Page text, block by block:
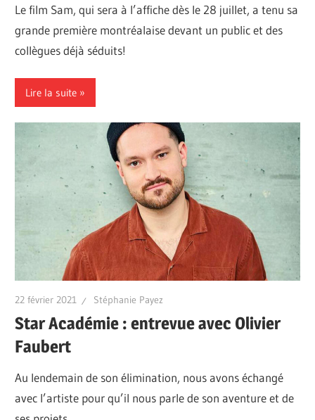
Le film Sam, qui sera à l’affiche dès le 28 juillet, a tenu sa
grande première montréalaise devant un public et des
collègues déjà séduits!
Lire la suite
22 février 2021 Stéphanie Payez
Star Académie : entrevue avec Olivier
Faubert
Au lendemain de son élimination, nous avons échangé
avec l’artiste pour qu’il nous parle de son aventure et de